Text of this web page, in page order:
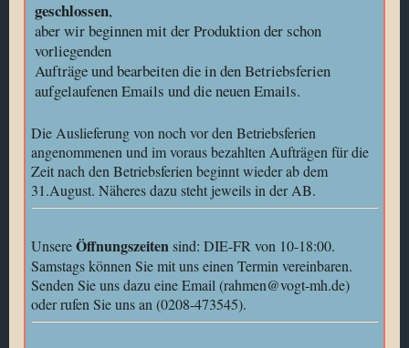
geschlossen,
aber wir beginnen mit der Produktion der schon
vorliegenden
Aufträge und bearbeiten die in den Betriebsferien
aufgelaufenen Emails und die neuen Emails.
Die Auslieferung von noch vor den Betriebsferien
angenommenen und im voraus bezahlten Aufträgen für die
Zeit nach den Betriebsferien beginnt wieder ab dem
31.August. Näheres dazu steht jeweils in der AB.
UnsereÖffnungszeitensind: DIE-FR von 10-18:00.
Samstags können Sie mit uns einen Termin vereinbaren.
Senden Sie uns dazu eine Email (rahmen@vogt-mh.de)
oder rufen Sie uns an (0208-473545).